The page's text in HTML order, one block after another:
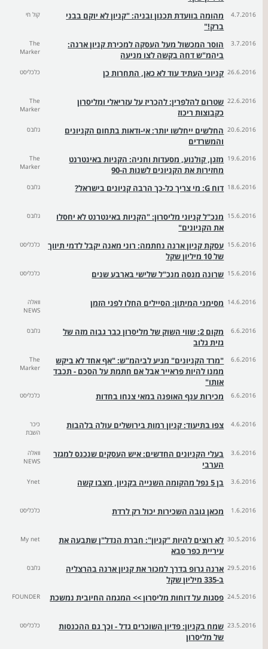
4.7.2016
מהומה בוועדת תכנון ובניה: "קניון לא יוקם בבני
ברק!"
קול חי
3.7.2016
הוסר המכשול מעל העסקה למכירת קניון ארנה:
ביהמ"ש דחה בקשה לצו מניעה
The
Marker
26.6.2016 קניוני העתיד עוד לא כאן, התחרות כן כלכליסט
22.6.2016 שטרום להלפרין: להכריז על עזריאלי ומליסרון
כקבוצות ריכוז
The
Marker
20.6.2016 החלשים ייחלשו יותר: אי-ודאות בתחום הקניונים
והמשרדים
גלובס
19.6.2016 מזגן, קולנוע, מסעדות וחניה: הקניות באינטרנט
מחזירות את הקניונים לשנות ה-90
The
Marker
18.6.2016 דוח G: מי צריך כל-כך הרבה קניונים בישראל? גלובס
15.6.2016 מנכ"ל קניוני מליסרון: "הקניות באינטרנט לא יחסלו
את הקניונים"
גלובס
15.6.2016 עסקת קניון ארנה נחתמה: רוני מאנה יקבל לדמי תיווך
של 10 מיליון שקל
כלכליסט
15.6.2016 שרונה מנסה מנכ"ל שלישי בארבע שנים כלכליסט
14.6.2016 מסימני המיתון: הסיילים החלו לפני הזמן
וואלה
NEWS
6.6.2016
מקום 2: שווי השוק של מליסרון כבר גבוה מזה של
גזית גלוב
גלובס
6.6.2016
"מרד הקניונים" מגיע לביהמ"ש: "אף אחד לא ביקש
ממנו להיות פראייר אבל אם חתמת על הסכם - תכבד
אותו"
The
Marker
6.6.2016 מכירות ענף האופנה במאי צנחו בחדות כלכליסט
4.6.2016 צפו בתיעוד: קניון רמות בירושלים עולה בלהבות
כיכר
השבת
3.6.2016
בעלי הקניונים החדשים: איש העסקים שנכנס למגזר
הערבי
וואלה
NEWS
3.6.2016 בן 5 נפל מהקומה השנייה בקניון, מצבו קשה Ynet
1.6.2016 מכאן גובה השכירות יכול רק לרדת כלכליסט
30.5.2016 לא רוצים להיות "קניון": חברת הנדל"ן שתבעה את
עיריית כפר סבא
My net
29.5.2016 ארנה גרופ בדרך למכור את קניון ארנה בהרצליה
ב-335 מיליון שקל
גלובס
24.5.2016 פסגות על דוחות מליסרון >> המגמה החיובית נמשכת FOUNDER
23.5.2016 שמח בקניון: פדיון השוכרים גדל - וכך גם ההכנסות
של מליסרון
כלכליסט